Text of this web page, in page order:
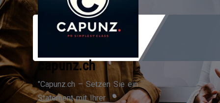
Zum
Inhalt
capunz.ch
"Capunz.ch – Setzen Sie ein
Statement mit Ihrer